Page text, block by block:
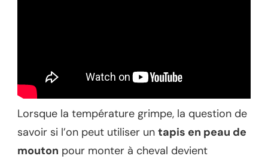
Lorsque la température grimpe, la question de
savoir si l’on peut utiliser un tapis en peau de
mouton pour monter à cheval devient